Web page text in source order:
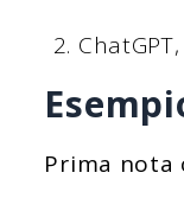
Prima nota